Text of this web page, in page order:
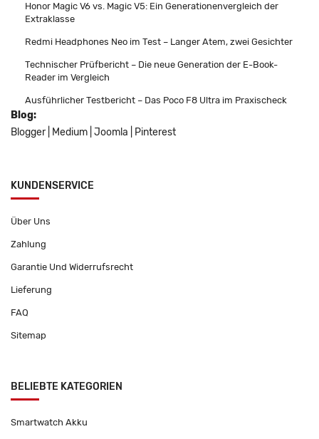
Honor Magic V6 vs. Magic V5: Ein Generationenvergleich der
Extraklasse
Redmi Headphones Neo im Test – Langer Atem, zwei Gesichter
Technischer Prüfbericht – Die neue Generation der E-Book-
Reader im Vergleich
Ausführlicher Testbericht – Das Poco F8 Ultra im Praxischeck
Blog:
Blogger
Medium Joomla Pinterest
KUNDENSERVICE
Über Uns
Zahlung
Garantie Und Widerrufsrecht
Lieferung
FAQ
Sitemap
BELIEBTE KATEGORIEN
Smartwatch Akku